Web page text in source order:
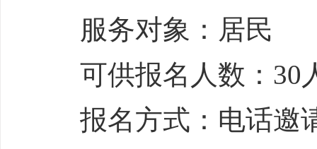
服务对象：居民
可供报名人数：30
报名方式：电话邀